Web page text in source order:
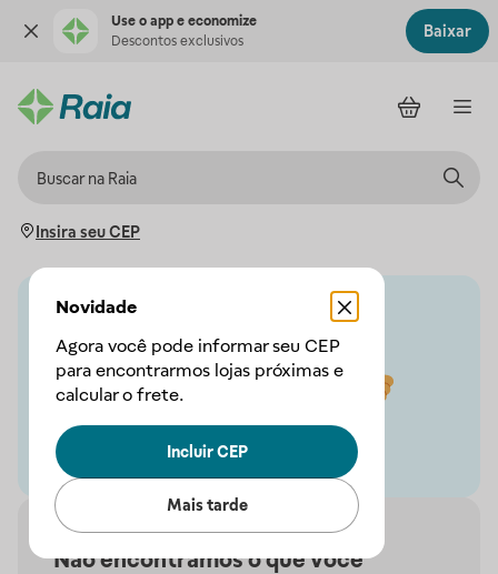
Use o app e economize
Descontos exclusivos
Baixar
Insira seu CEP
Novidade
Agora você pode informar seu CEP
para encontrarmos lojas próximas e
calcular o frete.
Incluir CEP
Mais tarde
Não encontramos o que você